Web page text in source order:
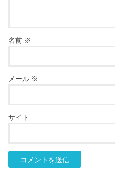
名前 ※
メール ※
サイト